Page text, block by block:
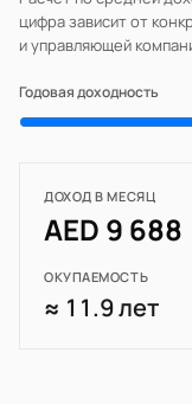
цифра зависит от
и управляющей
Годовая доходность
ДОХОД В МЕСЯЦ
AED 9 688
ОКУПАЕМОСТЬ
≈ 11.9 лет